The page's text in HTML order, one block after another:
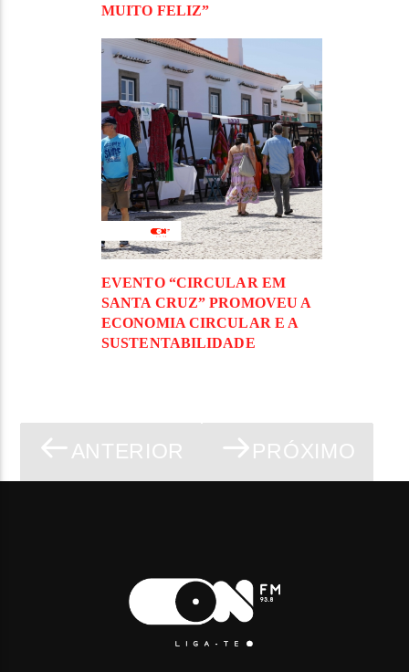
MUITO FELIZ”
EVENTO “CIRCULAR EM
SANTA CRUZ” PROMOVEU A
ECONOMIA CIRCULAR E A
SUSTENTABILIDADE
ANTERIOR PRÓXIMO